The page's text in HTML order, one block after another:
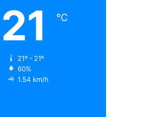
21 ℃
21º - 21º
60%
1.54 km/h